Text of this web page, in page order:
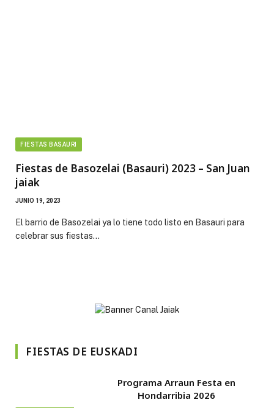
FIESTAS BASAURI
Fiestas de Basozelai (Basauri) 2023 – San Juan
jaiak
JUNIO 19, 2023
El barrio de Basozelai ya lo tiene todo listo en Basauri para
celebrar sus fiestas…
FIESTAS DE EUSKADI
Programa Arraun Festa en
Hondarribia 2026